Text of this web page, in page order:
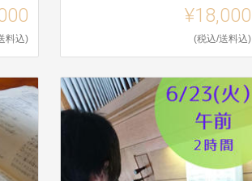
料込)
¥18,000
(税込/送料込)